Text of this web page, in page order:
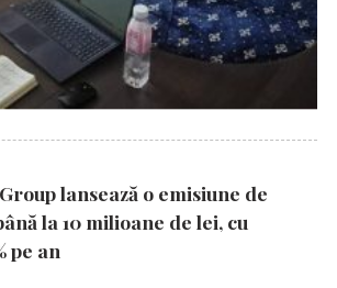
lansează o emisiune de
la 10 milioane de lei, cu
pe an